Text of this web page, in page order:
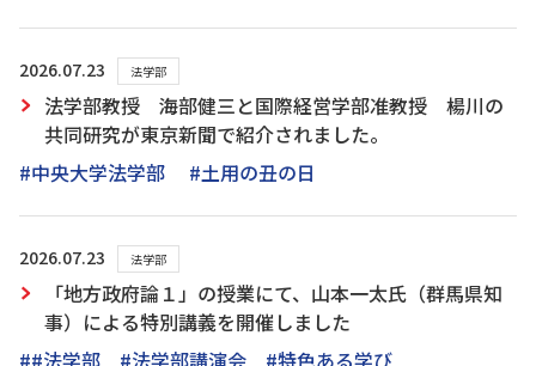
2026.07.23 法学部
法学部教授 海部健三と国際経営学部准教授 楊川の
共同研究が東京新聞で紹介されました。
#中央大学法学部
#土用の丑の日
2026.07.23 法学部
「地方政府論１」の授業にて、山本一太氏（群馬県知
事）による特別講義を開催しました
##法学部 #法学部講演会 #特色ある学び